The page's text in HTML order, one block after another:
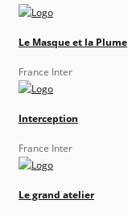
Le Masque et la Plume
France Inter
Interception
France Inter
Le grand atelier